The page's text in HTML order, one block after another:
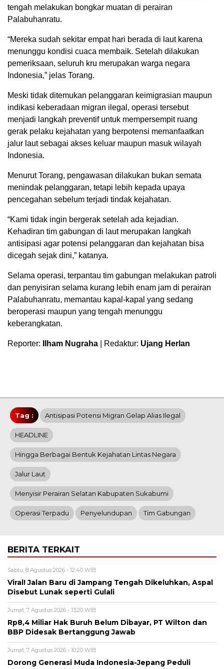
tengah melakukan bongkar muatan di perairan
Palabuhanratu.
“Mereka sudah sekitar empat hari berada di laut karena
menunggu kondisi cuaca membaik. Setelah dilakukan
pemeriksaan, seluruh kru merupakan warga negara
Indonesia,” jelas Torang.
Meski tidak ditemukan pelanggaran keimigrasian maupun
indikasi keberadaan migran ilegal, operasi tersebut
menjadi langkah preventif untuk mempersempit ruang
gerak pelaku kejahatan yang berpotensi memanfaatkan
jalur laut sebagai akses keluar maupun masuk wilayah
Indonesia.
Menurut Torang, pengawasan dilakukan bukan semata
menindak pelanggaran, tetapi lebih kepada upaya
pencegahan sebelum terjadi tindak kejahatan.
“Kami tidak ingin bergerak setelah ada kejadian.
Kehadiran tim gabungan di laut merupakan langkah
antisipasi agar potensi pelanggaran dan kejahatan bisa
dicegah sejak dini,” katanya.
Selama operasi, terpantau tim gabungan melakukan patroli
dan penyisiran selama kurang lebih enam jam di perairan
Palabuhanratu, memantau kapal-kapal yang sedang
beroperasi maupun yang tengah menunggu
keberangkatan.
Reporter: Ilham Nugraha | Redaktur: Ujang Herlan
Tag : Antisipasi Potensi Migran Gelap Alias Ilegal
HEADLINE
Hingga Berbagai Bentuk Kejahatan Lintas Negara
Jalur Laut
Menyisir Perairan Selatan Kabupaten Sukabumi
Operasi Terpadu Penyelundupan Tim Gabungan
BERITA TERKAIT
Sabtu, 8 Agustus 2026 - 12:40 WIB
Viral! Jalan Baru di Jampang Tengah Dikeluhkan, Aspal
Disebut Lunak seperti Gulali
Jumat, 7 Agustus 2026 - 13:20 WIB
Rp8,4 Miliar Hak Buruh Belum Dibayar, PT Wilton dan
BBP Didesak Bertanggung Jawab
Jumat, 7 Agustus 2026 - 10:20 WIB
Dorong Generasi Muda Indonesia-Jepang Peduli